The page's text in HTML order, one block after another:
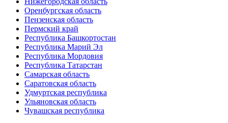
Оренбургская область
Пензенская область
Пермский край
Республика Башкортостан
Республика Марий Эл
Республика Мордовия
Республика Татарстан
Самарская область
Саратовская область
Удмуртская республика
Ульяновская область
Чувашская республика